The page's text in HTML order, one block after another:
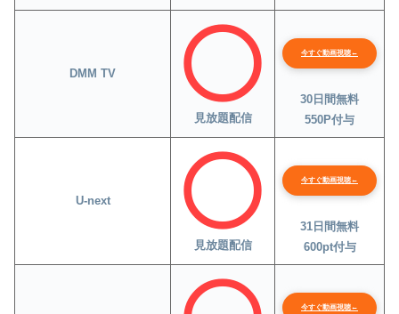
DMM TV
見放題配信
今すぐ動画視聴←
30日間無料
550P付与
U-next
見放題配信
今すぐ動画視聴←
31日間無料
600pt付与
今すぐ動画視聴←